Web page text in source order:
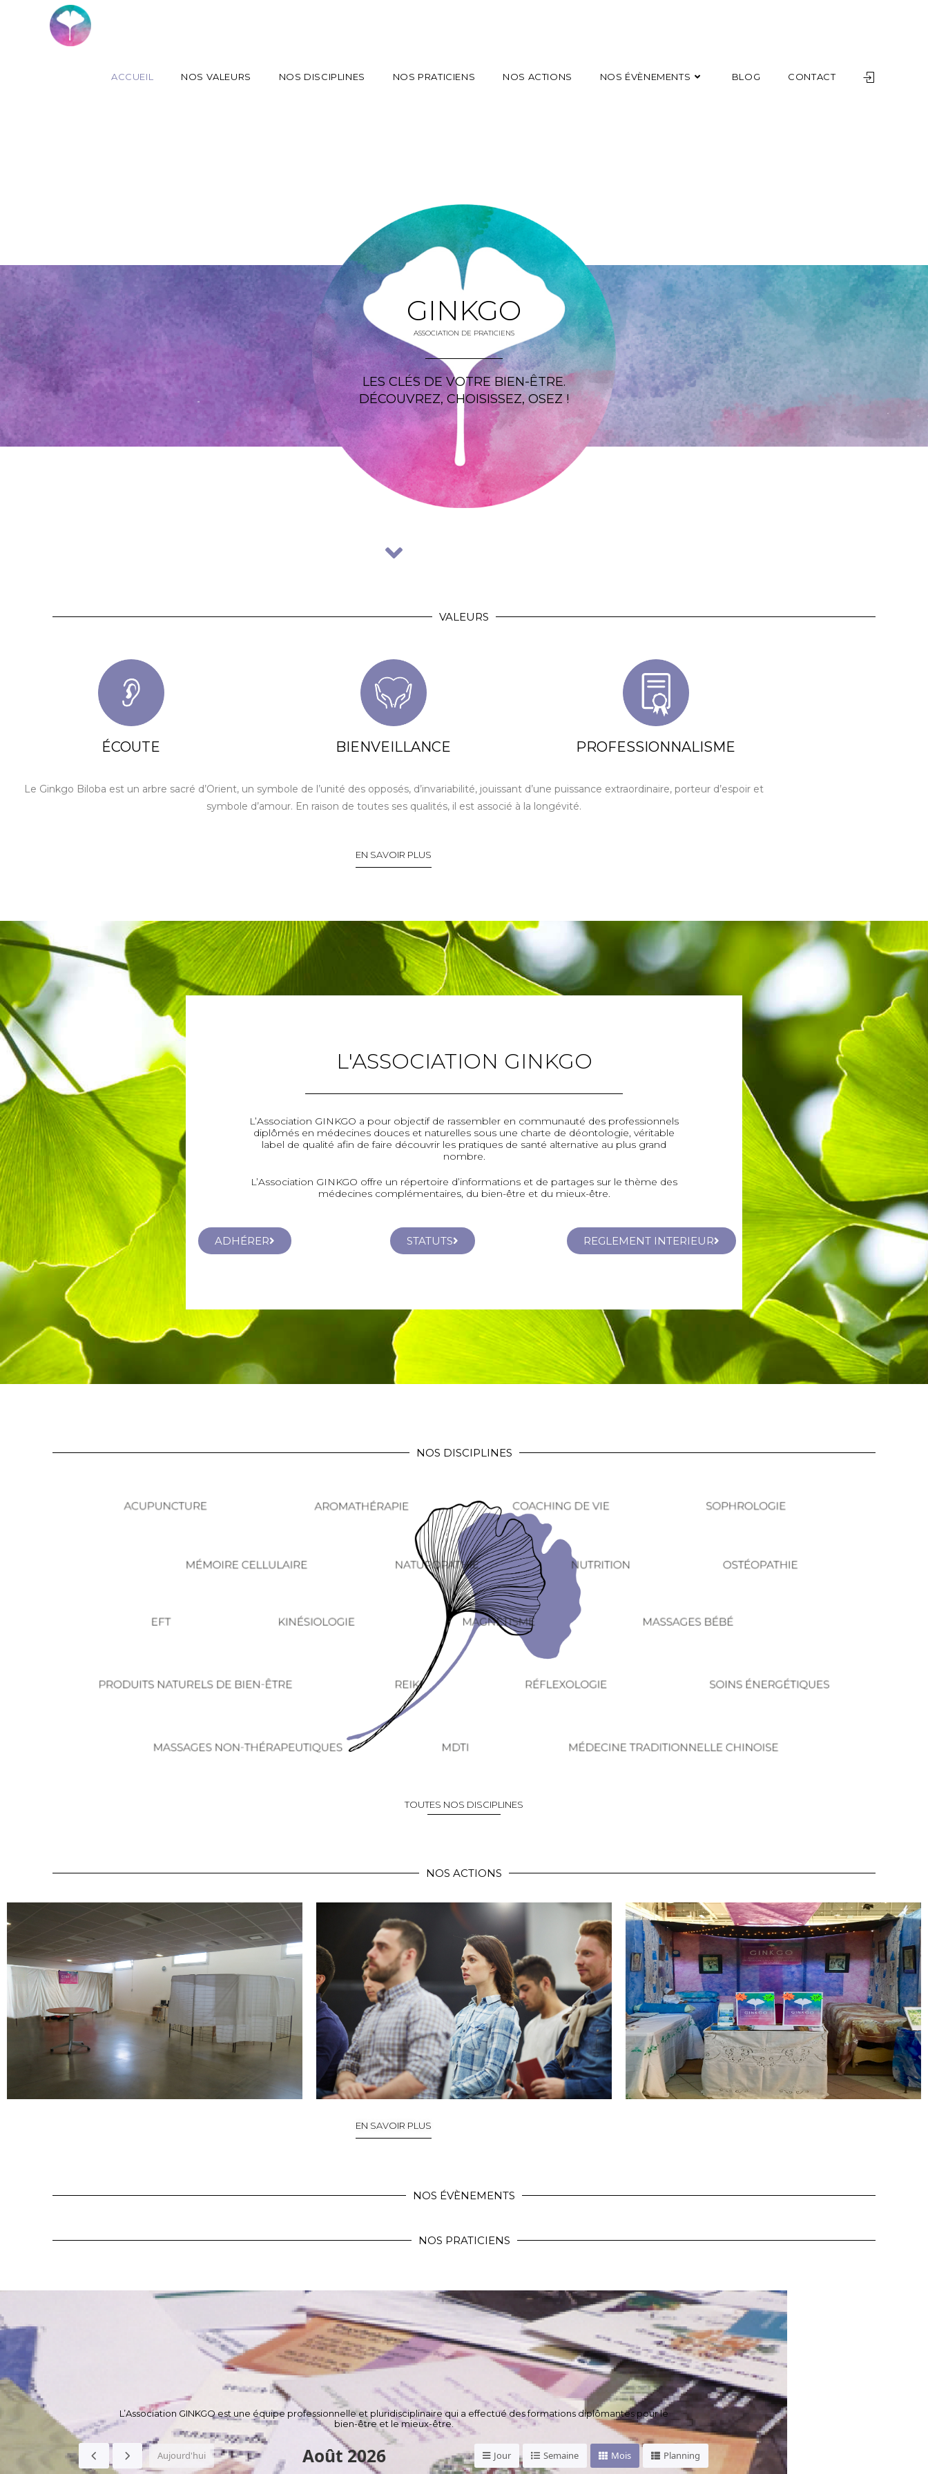
ACCUEIL NOS VALEURS NOS DISCIPLINES NOS PRATICIENS NOS ACTIONS NOS ÉVÈNEMENTS BLOG CONTACT
GINKGO
ASSOCIATION DE PRATICIENS
LES CLÉS DE VOTRE BIEN-ÊTRE.
DÉCOUVREZ, CHOISISSEZ, OSEZ !
VALEURS
ÉCOUTE BIENVEILLANCE PROFESSIONNALISME
Le Ginkgo Biloba est un arbre sacré d’Orient, un symbole de l’unité des opposés, d’invariabilité, jouissant d’une puissance extraordinaire, porteur d’espoir et
symbole d’amour. En raison de toutes ses qualités, il est associé à la longévité.
EN SAVOIR PLUS
L'ASSOCIATION GINKGO
L’Association GINKGO a pour objectif de rassembler en communauté des professionnels
diplômés en médecines douces et naturelles sous une charte de déontologie, véritable
label de qualité afin de faire découvrir les pratiques de santé alternative au plus grand
nombre.
L’Association GINKGO offre un répertoire d’informations et de partages sur le thème des
médecines complémentaires, du bien-être et du mieux-être.
ADHÉRER STATUTS REGLEMENT INTERIEUR
NOS DISCIPLINES
TOUTES NOS DISCIPLINES
NOS ACTIONS
EN SAVOIR PLUS
NOS ÉVÈNEMENTS
NOS PRATICIENS
L’Association GINKGO est une équipe professionnelle et pluridisciplinaire qui a effectué des formations diplômantes pour le
bien-être et le mieux-être.
Aujourd'hui Août 2026 Jour Semaine Mois Planning